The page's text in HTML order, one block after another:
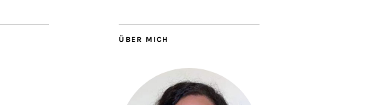
ÜBER MICH